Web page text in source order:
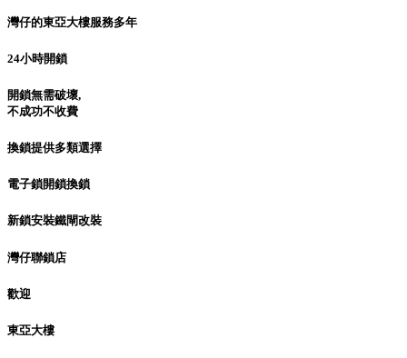
灣仔的東亞大樓服務多年
24小時開鎖
開鎖無需破壞,
不成功不收費
換鎖提供多類選擇
電子鎖開鎖換鎖
新鎖安裝鐵閘改裝
灣仔聯鎖店
歡迎
東亞大樓